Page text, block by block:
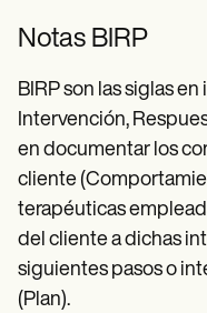
Notas BIRP
BIRP son las siglas
Intervención,
en documentar los
cliente
terapéuticas
del cliente a dichas
siguientes pasos o
(Plan).